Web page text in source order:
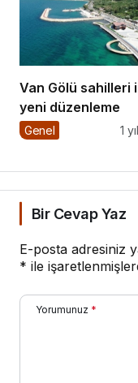
Van Gölü sahilleri
yeni düzenleme
Genel 1
Bir Cevap Yaz
E-posta adresiniz
* ile
Yorumunuz *